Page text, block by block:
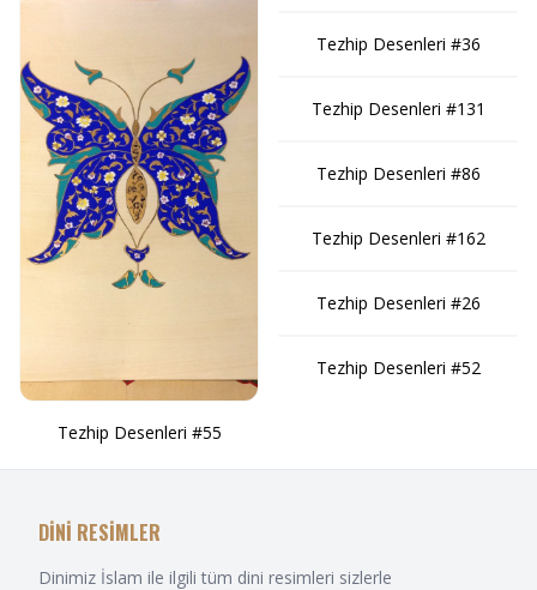
Tezhip Desenleri #55
Tezhip Desenleri #36
Tezhip Desenleri #131
Tezhip Desenleri #86
Tezhip Desenleri #162
Tezhip Desenleri #26
Tezhip Desenleri #52
DİNİ RESİMLER
Dinimiz İslam ile ilgili tüm dini resimleri sizlerle